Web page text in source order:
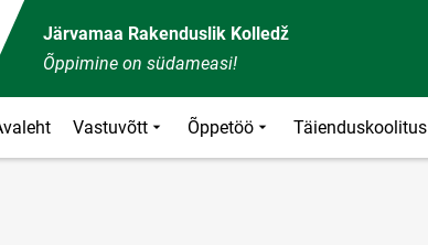
Järvamaa Rakenduslik Kolledž
Õppimine on südameasi!
Vastuvõtt Õppetöö Täienduskoolitus